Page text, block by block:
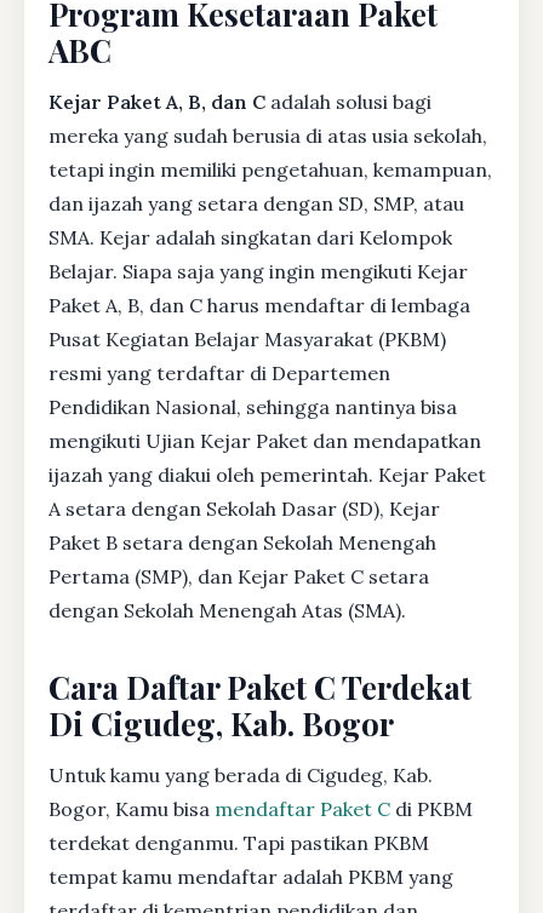
Program Kesetaraan Paket
ABC
Kejar Paket A, B, dan C adalah solusi bagi
mereka yang sudah berusia di atas usia sekolah,
tetapi ingin memiliki pengetahuan, kemampuan,
dan ijazah yang setara dengan SD, SMP, atau
SMA. Kejar adalah singkatan dari Kelompok
Belajar. Siapa saja yang ingin mengikuti Kejar
Paket A, B, dan C harus mendaftar di lembaga
Pusat Kegiatan Belajar Masyarakat (PKBM)
resmi yang terdaftar di Departemen
Pendidikan Nasional, sehingga nantinya bisa
mengikuti Ujian Kejar Paket dan mendapatkan
ijazah yang diakui oleh pemerintah. Kejar Paket
A setara dengan Sekolah Dasar (SD), Kejar
Paket B setara dengan Sekolah Menengah
Pertama (SMP), dan Kejar Paket C setara
dengan Sekolah Menengah Atas (SMA).
Cara Daftar Paket C Terdekat
Di Cigudeg, Kab. Bogor
Untuk kamu yang berada di Cigudeg, Kab.
Bogor, Kamu bisa mendaftar Paket C di PKBM
terdekat denganmu. Tapi pastikan PKBM
tempat kamu mendaftar adalah PKBM yang